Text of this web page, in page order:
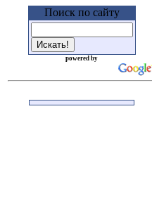
Поиск по сайту
powered by